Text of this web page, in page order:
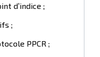
d’indice ;
;
PPCR ;